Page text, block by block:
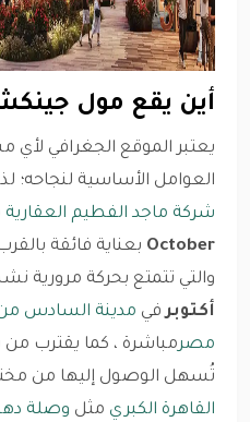
أين يقع مول
يعتبر الموقع الجغرافي
العوامل الأساسية لنجاحه؛
شركة ماجد الفطيم العقارية
October بعناية فائقة
والتي تتمتع بحركة مرورية
أكتوبرفي مدينة السادس من
مصرمباشرة ، كما يقترب
تُسهل الوصول إليها من
القاهرة الكبري مثل وصلة